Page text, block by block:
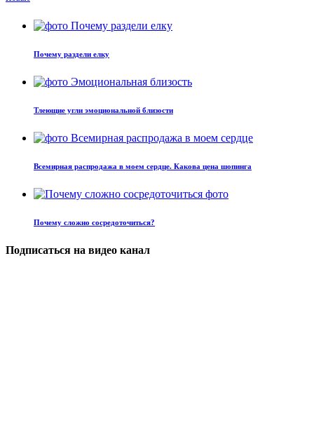
Почему раздели елку
Тлеющие угли эмоциональной близости
Всемирная распродажа в моем сердце. Какова цена шопинга
Почему сложно сосредоточиться?
Подписаться на видео канал